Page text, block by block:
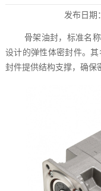
发布日期：
骨架油封，标准名
设计的弹性体密封件。
封件提供结构支撑，确保